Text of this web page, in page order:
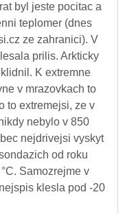
byl jeste pocitac a
teplomer (dnes
ze zahranici). V
prilis. Arkticky
K extremne
v mrazovkach to
to extremejsi, ze v
nebylo v 850
nejdrivejsi vyskyt
od roku
Samozrejme v
klesla pod -20